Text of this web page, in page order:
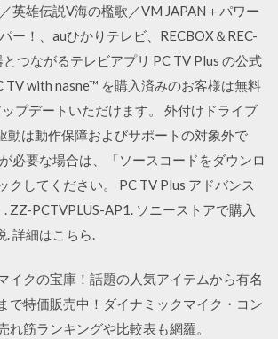
英雄伝説V海の檻歌／VM JAPAN＋パワー
ー！、auひかりテレビ、RECBOX＆REC-
つながるテレビアプリ PC TV Plus の公式
TV with nasne™ を購入済みのお客様は無料
プデートいただけます。 外付けドライブ
動は動作保障およびサポートの対象外で
必要な場合は、「ソースコードをダウンロ
クしてください。 PC TV Plus アドバンス
ZZ-PCTVPLUS-AP1. ソニーストアで購入
詳細はこちら.
イクの宝庫！話題の人気アイテムから有名
で特価販売中！ダイナミックマイク・コン
れ筋ランキングや比較表も網羅。